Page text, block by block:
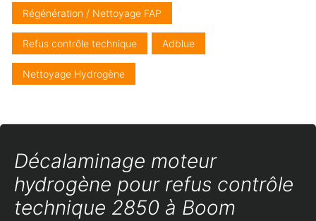
Régénération / Nettoyage FAP
Refus contrôle technique Adblue
Nettoyage Hydrogène
Décalaminage moteur
hydrogène pour refus contrôle
technique 2850 à Boom